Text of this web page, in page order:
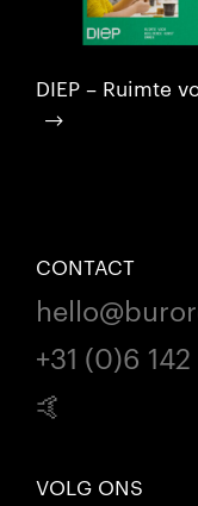
DIEP – Ruimte
CONTACT
+31 (0)6
🤙
VOLG ONS